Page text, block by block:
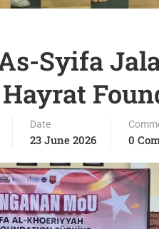
Syifa
Date
23 June 2026 0